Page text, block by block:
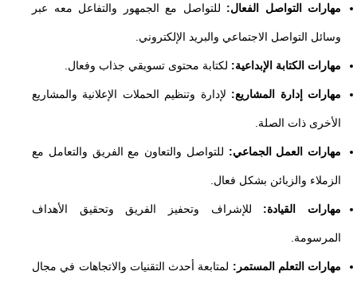
مهارات التواصل الفعال: للتواصل مع الجمهور والتفاعل معه عبر
وسائل التواصل الاجتماعي والبريد الإلكتروني.
مهارات الكتابة الإبداعية: لكتابة محتوى تسويقي جذاب وفعال.
مهارات إدارة المشاريع: لإدارة وتنظيم الحملات الإعلانية والمشاريع
الأخرى ذات الصلة.
مهارات العمل الجماعي: للتواصل والتعاون مع الفريق والتعامل مع
الزملاء والزبائن بشكل فعال.
مهارات القيادة: للإشراف وتحفيز الفريق وتحقيق الأهداف
المرسومة.
مهارات التعلم المستمر: لمتابعة أحدث التقنيات والاتجاهات في مجال